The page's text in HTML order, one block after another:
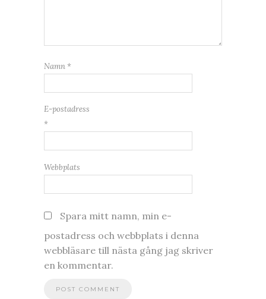
Namn *
E-postadress
*
Webbplats
Spara mitt namn, min e-
postadress och webbplats i denna
webbläsare till nästa gång jag skriver
en kommentar.